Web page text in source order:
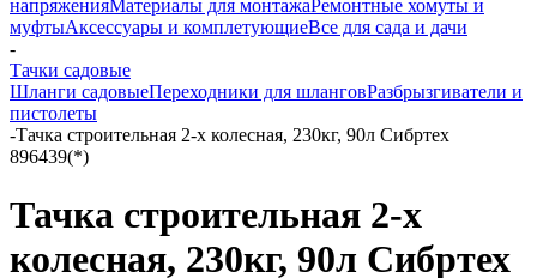
напряженияМатериалы для монтажаРемонтные хомуты и
муфтыАксессуары и комплетующиеВсе для сада и дачи
-
Тачки садовые
Шланги садовыеПереходники для шланговРазбрызгиватели и
пистолеты
-Тачка строительная 2-х колесная, 230кг, 90л Сибртех
896439(*)
Тачка строительная 2-х
колесная, 230кг, 90л Сибртех